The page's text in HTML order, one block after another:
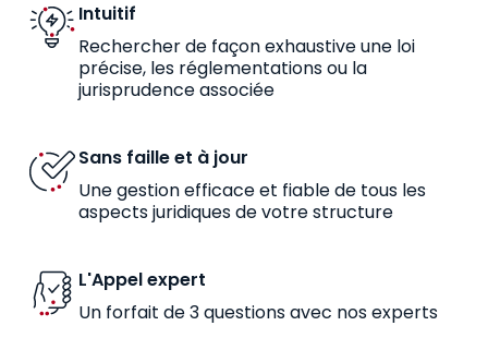
Intuitif
Rechercher de façon exhaustive une loi
précise, les réglementations ou la
jurisprudence associée
Sans faille et à jour
Une gestion efficace et fiable de tous les
aspects juridiques de votre structure
L'Appel expert
Un forfait de 3 questions avec nos experts